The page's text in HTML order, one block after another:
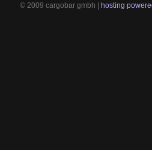
© 2009 cargobar gmbh | hosting